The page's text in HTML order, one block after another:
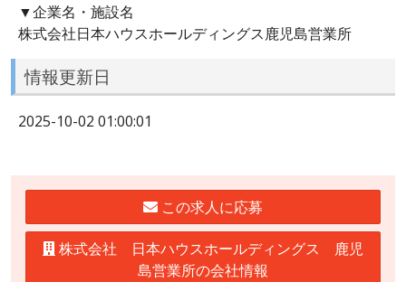
▼企業名・施設名
株式会社日本ハウスホールディングス鹿児島営業所
情報更新日
2025-10-02 01:00:01
この求人に応募
株式会社 日本ハウスホールディングス 鹿児
島営業所の会社情報